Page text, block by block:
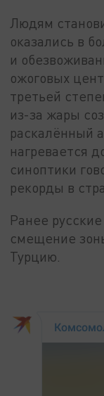
Людям
оказались в
и
ожоговых
третьей
из-за жары
раскалённый
нагревается
синоптики
рекорды в
Ранее
смещение
Турцию.